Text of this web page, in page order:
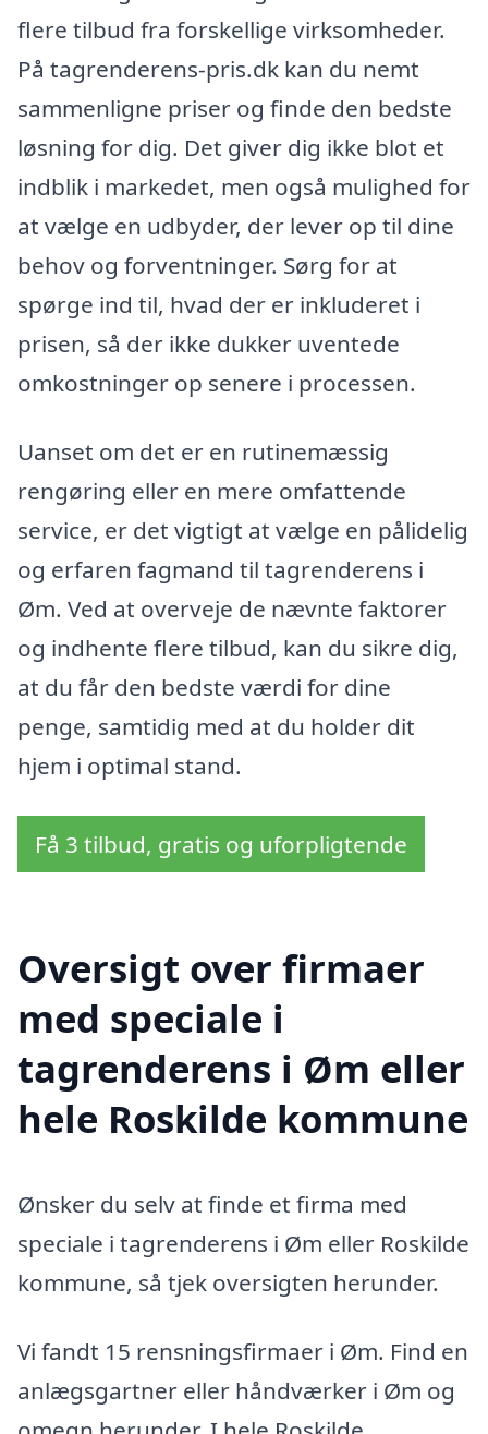
flere tilbud fra forskellige virksomheder.
På tagrenderens-pris.dk kan du nemt
sammenligne priser og finde den bedste
løsning for dig. Det giver dig ikke blot et
indblik i markedet, men også mulighed for
at vælge en udbyder, der lever op til dine
behov og forventninger. Sørg for at
spørge ind til, hvad der er inkluderet i
prisen, så der ikke dukker uventede
omkostninger op senere i processen.
Uanset om det er en rutinemæssig
rengøring eller en mere omfattende
service, er det vigtigt at vælge en pålidelig
og erfaren fagmand til tagrenderens i
Øm. Ved at overveje de nævnte faktorer
og indhente flere tilbud, kan du sikre dig,
at du får den bedste værdi for dine
penge, samtidig med at du holder dit
hjem i optimal stand.
Få 3 tilbud, gratis og uforpligtende
Oversigt over firmaer
med speciale i
tagrenderens i Øm eller
hele Roskilde kommune
Ønsker du selv at finde et firma med
speciale i tagrenderens i Øm eller Roskilde
kommune, så tjek oversigten herunder.
Vi fandt 15 rensningsfirmaer i Øm. Find en
anlægsgartner eller håndværker i Øm og